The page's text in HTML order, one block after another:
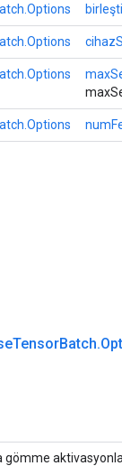
TensorBatch.
gömme